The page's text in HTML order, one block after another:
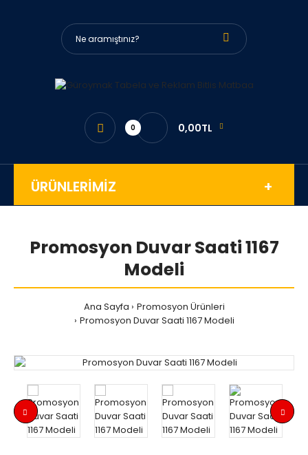
0 0,00TL
ÜRÜNLERİMİZ
Promosyon Duvar Saati 1167
Modeli
Ana Sayfa
Promosyon Ürünleri
Promosyon Duvar Saati 1167 Modeli